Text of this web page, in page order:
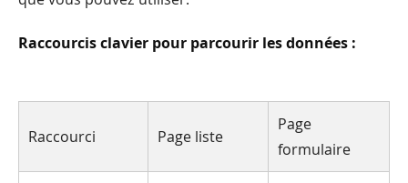
Raccourcis clavier pour parcourir les données :
Raccourci Page liste
Page
formulaire